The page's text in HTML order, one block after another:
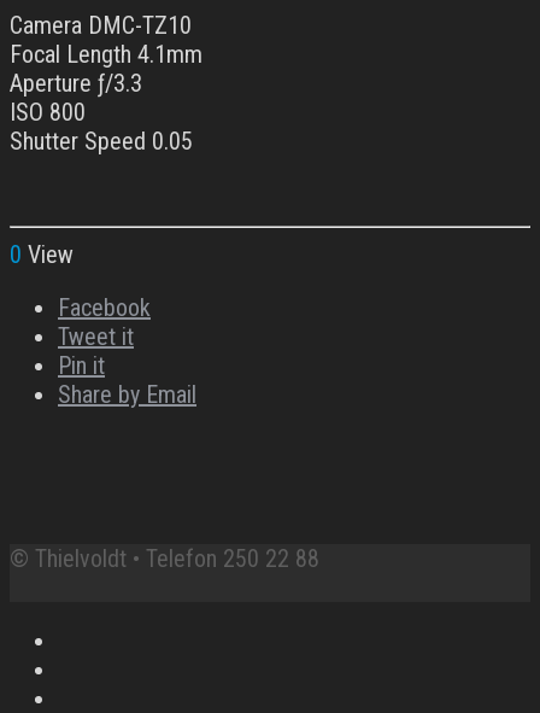
Camera DMC-TZ10
Focal Length 4.1mm
Aperture ƒ/3.3
ISO 800
Shutter Speed 0.05
0 View
Facebook
Tweet it
Pin it
Share by Email
© Thielvoldt • Telefon 250 22 88